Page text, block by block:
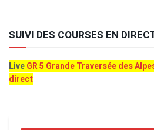
SUIVI DES COURSES EN
LiveGR 5 Grande Traversée des
direct